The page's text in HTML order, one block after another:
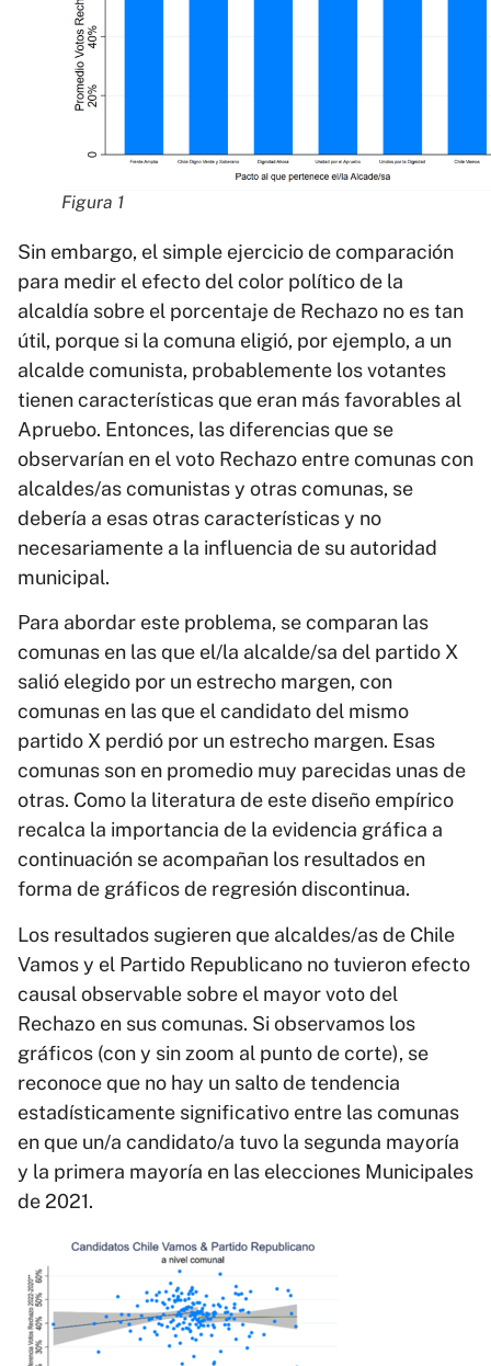
Figura 1
Sin embargo, el simple ejercicio de comparación
para medir el efecto del color político de la
alcaldía sobre el porcentaje de Rechazo no es tan
útil, porque si la comuna eligió, por ejemplo, a un
alcalde comunista, probablemente los votantes
tienen características que eran más favorables al
Apruebo. Entonces, las diferencias que se
observarían en el voto Rechazo entre comunas con
alcaldes/as comunistas y otras comunas, se
debería a esas otras características y no
necesariamente a la influencia de su autoridad
municipal.
Para abordar este problema, se comparan las
comunas en las que el/la alcalde/sa del partido X
salió elegido por un estrecho margen, con
comunas en las que el candidato del mismo
partido X perdió por un estrecho margen. Esas
comunas son en promedio muy parecidas unas de
otras. Como la literatura de este diseño empírico
recalca la importancia de la evidencia gráfica a
continuación se acompañan los resultados en
forma de gráficos de regresión discontinua.
Los resultados sugieren que alcaldes/as de Chile
Vamos y el Partido Republicano no tuvieron efecto
causal observable sobre el mayor voto del
Rechazo en sus comunas. Si observamos los
gráficos (con y sin zoom al punto de corte), se
reconoce que no hay un salto de tendencia
estadísticamente significativo entre las comunas
en que un/a candidato/a tuvo la segunda mayoría
y la primera mayoría en las elecciones Municipales
de 2021.